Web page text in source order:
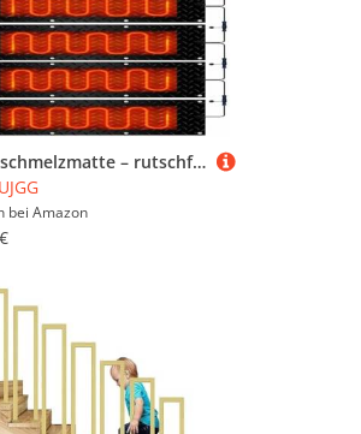
Schneeschmelzmatte – rutschfeste Gummimatte for Schmelzen von Schnee und Eis for Außentreppen, Türen und Einfahrten(30x120cmx4Pcs)
bei Amazon